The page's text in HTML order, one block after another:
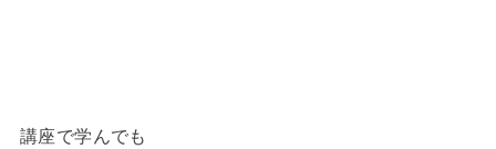
講座で学んでも